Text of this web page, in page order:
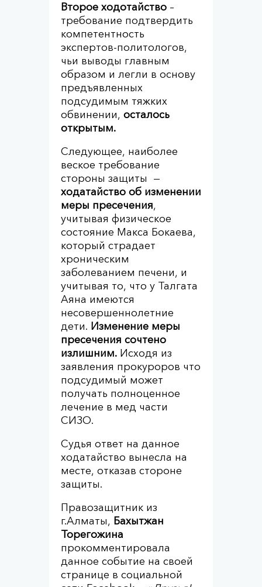
Второе ходотайство –
требование подтвердить
компетентность
экспертов-политологов,
чьи выводы главным
образом и легли в основу
предъявленных
подсудимым тяжких
обвинении, осталось
открытым.
Следующее, наиболее
веское требование
стороны защиты —
ходатайство об изменении
меры пресечения,
учитывая физическое
состояние Макса Бокаева,
который страдает
хроническим
заболеванием печени, и
учитывая то, что у Талгата
Аяна имеются
несовершеннолетние
дети. Изменение меры
пресечения сочтено
излишним. Исходя из
заявления прокуроров что
подсудимый может
получать полноценное
лечение в мед части
СИЗО.
Судья ответ на данное
ходатайство вынесла на
месте, отказав стороне
защиты.
Правозащитник из
г.Алматы, Бахытжан
Торегожина
прокомментировала
данное событие на своей
странице в социальной